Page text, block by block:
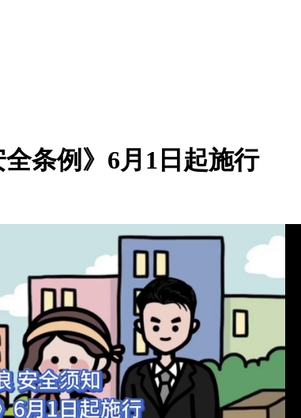
条例》6月1日起施行